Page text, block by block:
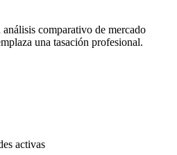
análisis comparativo de mercado
una tasación profesional.
activas